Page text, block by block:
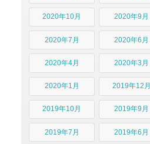
2020年10月 2020年9月
2020年7月 2020年6月
2020年4月 2020年3月
2020年1月 2019年12月
2019年10月 2019年9月
2019年7月 2019年6月